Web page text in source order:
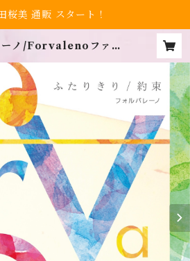
桜美 通販 スタート！
ーノ/Forvalenoファー
anami shop…